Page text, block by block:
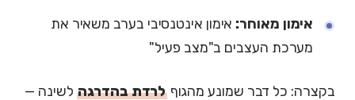
אימון מאוחר: אימון אינטנסיבי בערב משאיר את
מערכת העצבים ב"מצב פעיל"
בקצרה: כל דבר שמונע מהגוףלרדת בהדרגה לשינה —